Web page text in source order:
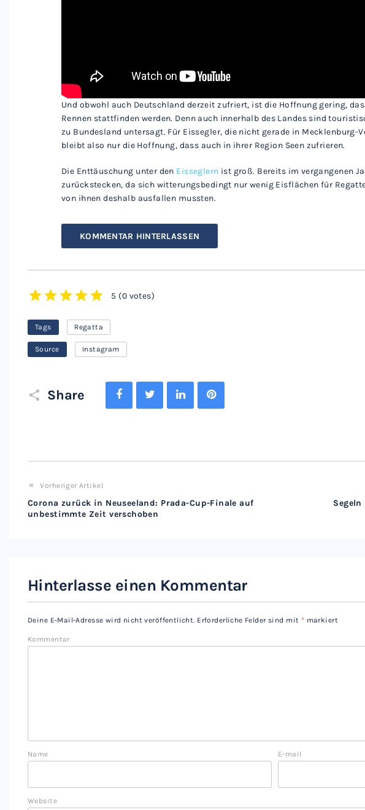
Und obwohl auch Deutschland derzeit zufriert, ist die Hoffnung gering,
Rennen stattfinden werden. Denn auch innerhalb des Landes sind
zu Bundesland untersagt. Für Eissegler, die nicht gerade in Mecklenburg-
bleibt also nur die Hoffnung, dass auch in ihrer Region Seen zufrieren.
Die Enttäuschung unter den Eisseglern ist groß. Bereits im vergangenen
zurückstecken, da sich witterungsbedingt nur wenig Eisflächen für
von ihnen deshalb ausfallen mussten.
KOMMENTAR HINTERLASSEN
5 (0 votes)
Tags Regatta
Source Instagram
Share
FacebookTwitter LinkedIn
Vorheriger Artikel
Corona zurück in Neuseeland: Prada-Cup-Finale auf
unbestimmte Zeit verschoben
Hinterlasse einen Kommentar
Deine E-Mail-Adresse wird nicht veröffentlicht. Erforderliche Felder sind mit * markiert
Kommentar
Name E-mail
Website